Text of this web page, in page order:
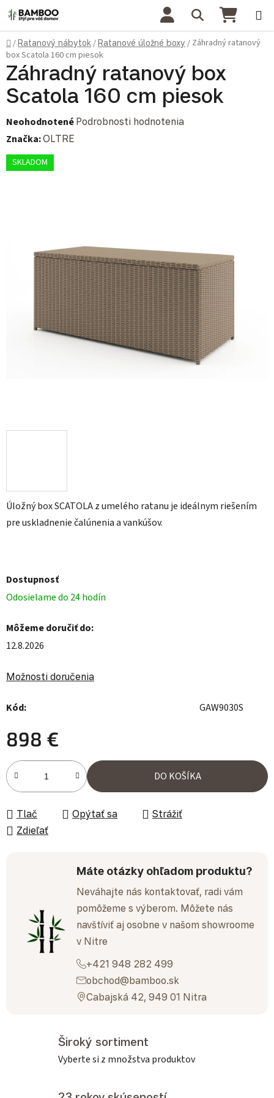
Prejsť na obsah Hľadať
Domov
/Ratanový nábytok /Ratanové úložné boxy / Záhradný ratanový
box Scatola 160 cm piesok
Úložný box SCATOLA z umelého ratanu je ideálnym riešením
pre uskladnenie čalúnenia a vankúšov.
Dostupnosť
Odosielame do 24 hodín
Môžeme doručiť do:
12.8.2026
Možnosti doručenia
Kód: GAW9030S
898 €
Jednotková cena:
DO KOŠÍKA
Tlač Opýtať sa
Strážiť
Zdieľať
Máte otázky ohľadom produktu?
Neváhajte nás kontaktovať, radi vám
pomôžeme s výberom. Môžete nás
navštíviť aj osobne v našom showroome
v Nitre
+421 948 282 499
obchod@bamboo.sk
Cabajská 42, 949 01 Nitra
Záhradný ratanový box
Scatola 160 cm piesok
Priemerné hodnotenie produktu je 0,0 z 5 hviezdičiek.
Neohodnotené Podrobnosti hodnotenia
Značka:OLTRE
SKLADOM
Široký sortiment
Vyberte si z množstva produktov